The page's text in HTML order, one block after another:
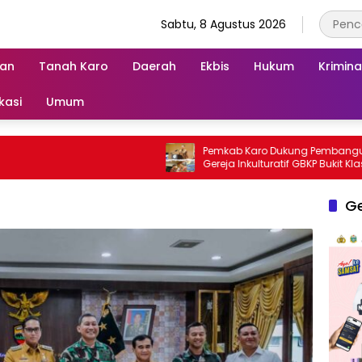
Sabtu, 8 Agustus 2026
Tanah Karo Daerah Ekbis Hukum
Umum
Pemkab Karo Dukung Pembangunan
Gereja Inkulturatif GBKP Bukit Klasis Barus
Sibayak